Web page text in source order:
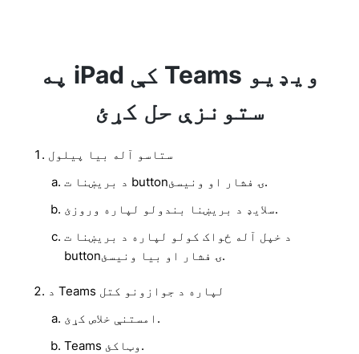
په iPad کې Teams ویډیو
ستونزې حل کړئ
ستاسو آله بیا پیلول
د بریښنا ت buttonۍ فشار او ونیسئ.
سلایډ د بریښنا بندولو لپاره وروزئ.
د خپل آله ځواک کولو لپاره د بریښنا ت
buttonۍ فشار او بیا ونیسئ.
د Teams لپاره د جوازونو کتل
امستنې خلاص کړئ.
Teams وټاکئ.